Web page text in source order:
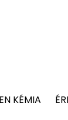
KÉMIA